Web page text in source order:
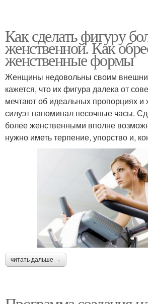
Как сделать фигуру
женственной. Как
женственные формы
Женщины недовольны своим
кажется, что их фигура далека от
мечтают об идеальных пропорциях и
силуэт напоминал песочные часы.
более женственными вполне
нужно иметь терпение, упорство и,
читать дальше →